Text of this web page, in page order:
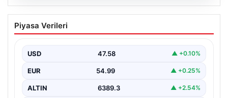
Muğla Yatağan’da orman yangını
Piyasa Verileri
USD 47.58 ▲ +0.10%
EUR 54.99 ▲ +0.25%
ALTIN 6389.3 ▲ +2.54%